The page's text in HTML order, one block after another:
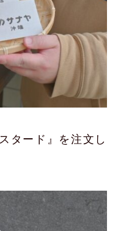
タード』を注文し